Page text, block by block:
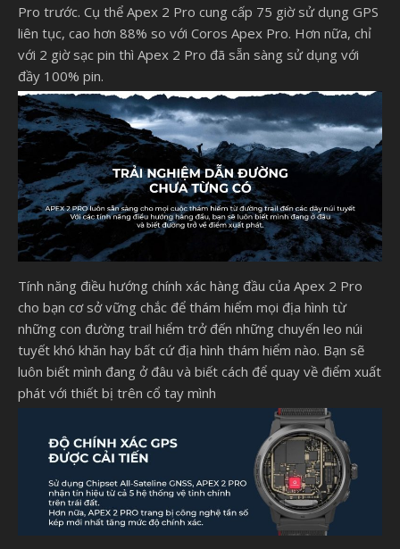
Pro trước. Cụ thể Apex 2 Pro cung cấp 75 giờ sử dụng GPS
liên tục, cao hơn 88% so với Coros Apex Pro. Hơn nữa, chỉ
với 2 giờ sạc pin thì Apex 2 Pro đã sẵn sàng sử dụng với
đầy 100% pin.
Tính năng điều hướng chính xác hàng đầu của Apex 2 Pro
cho bạn cơ sở vững chắc để thám hiểm mọi địa hình từ
những con đường trail hiểm trở đến những chuyến leo núi
tuyết khó khăn hay bất cứ địa hình thám hiểm nào. Bạn sẽ
luôn biết mình đang ở đâu và biết cách để quay về điểm xuất
phát với thiết bị trên cổ tay mình